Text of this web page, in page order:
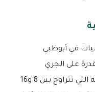
في أبوظبي
على الجري
لمسافات طويلة ويتميز بتنوّع مساراته التي تتراوح بين 8 و16